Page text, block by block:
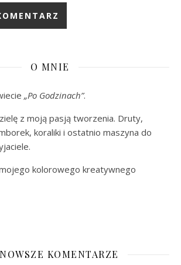
O MNIE
„Po Godzinach”.
z moją pasją tworzenia. Druty,
koraliki i ostatnio maszyna do
kolorowego kreatywnego
KOMENTARZE